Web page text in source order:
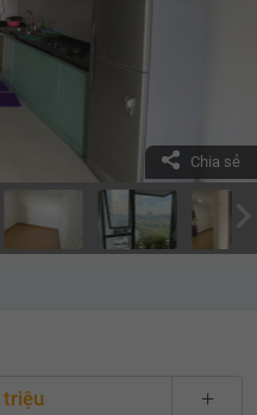
Chia sẻ
triệu